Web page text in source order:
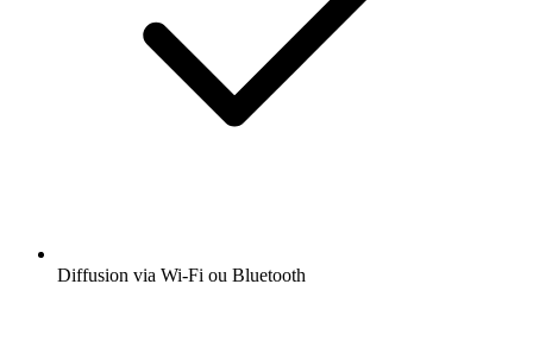
Diffusion via Wi-Fi ou Bluetooth